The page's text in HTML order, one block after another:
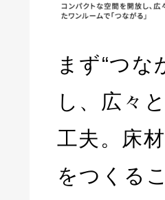
まず“つな
し、広々
工夫。床
をつくる